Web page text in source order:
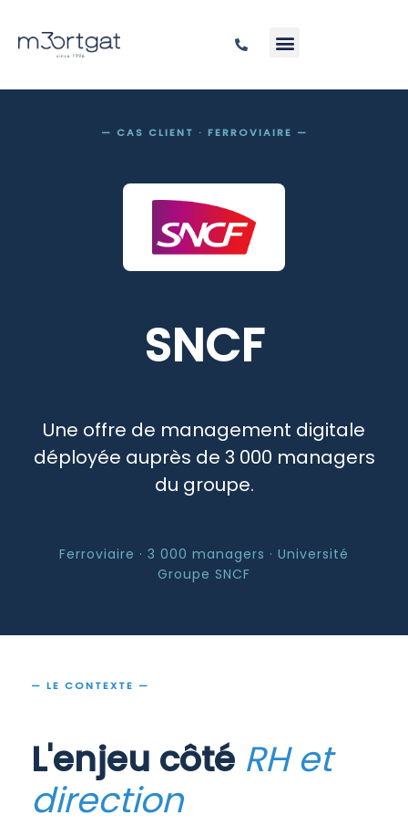
— CAS CLIENT · FERROVIAIRE —
SNCF
Une offre de management digitale
déployée auprès de 3 000 managers
du groupe.
Ferroviaire · 3 000 managers · Université
Groupe SNCF
— LE CONTEXTE —
L'enjeu côté RH et
direction